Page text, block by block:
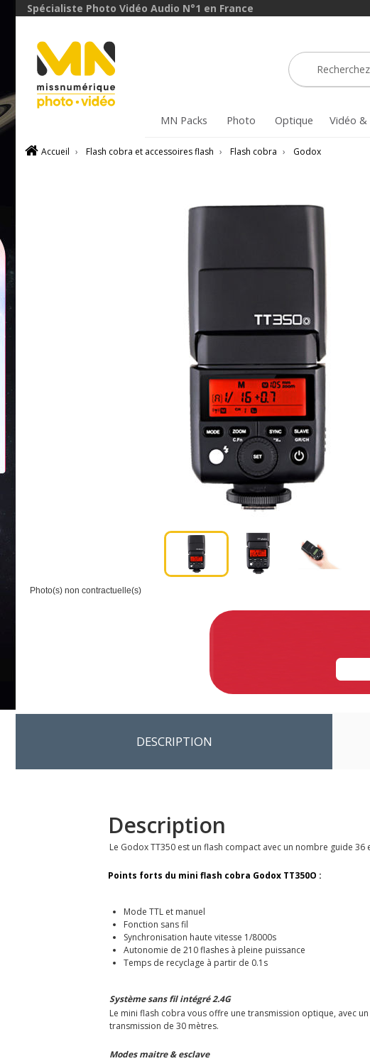
Spécialiste Photo Vidéo Audio N°1 en France
MN Packs Photo Optique Vidéo &
Accueil › Flash cobra et accessoires flash › Flash cobra › Godox
Photo(s) non contractuelle(s)
DESCRIPTION
Description
Le Godox TT350 est un flash compact avec un nombre guide
Points forts du mini flash cobra Godox TT350O :
Mode TTL et manuel
Fonction sans fil
Synchronisation haute vitesse 1/8000s
Autonomie de 210 flashes à pleine puissance
Temps de recyclage à partir de 0.1s
Système sans fil intégré 2.4G
Le mini flash cobra vous offre une transmission optique, avec
transmission de 30 mètres.
Modes maitre & esclave